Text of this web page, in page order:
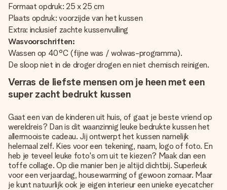
Formaat opdruk: 25 x 25 cm
Plaats opdruk: voorzijde van het kussen
Extra: inclusief zachte kussenvulling
Wasvoorschriften:
Wassen op 40°C (fijne was / wolwas-programma).
De sloop niet in de droger drogen en niet chemisch reinigen.
Verras de liefste mensen om je heen met een
super zacht bedrukt kussen
Gaat een van de kinderen uit huis, of gaat je beste vriend op
wereldreis? Dan is dit waanzinnig leuke bedrukte kussen het
allermooiste cadeau. Jij ontwerpt het kussen namelijk
helemaal zelf. Kies voor een tekening, naam, logo of foto. En
heb je teveel leuke foto's om uit te kiezen? Maak dan een
toffe collage. Op die manier ben je altijd dichtbij. Superleuk
voor een verjaardag, housewarming of gewoon zomaar. Maar
je kunt natuurlijk ook je eigen interieur een unieke eyecatcher